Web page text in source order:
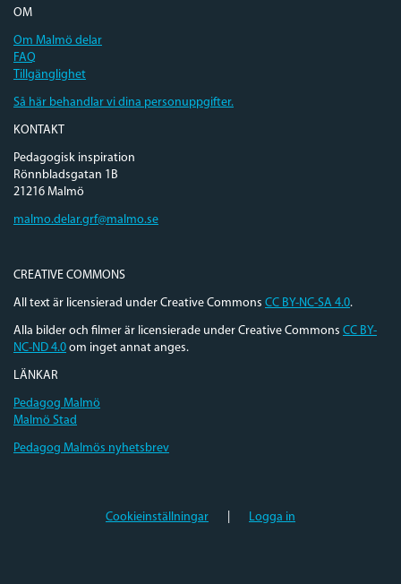
OM
Om Malmö delar
FAQ
Tillgänglighet
Så här behandlar vi dina personuppgifter.
KONTAKT
Pedagogisk inspiration
Rönnbladsgatan 1B
21216 Malmö
malmo.delar.grf@malmo.se
CREATIVE COMMONS
All text är licensierad under Creative Commons CC BY-NC-SA 4.0.
Alla bilder och filmer är licensierade under Creative Commons CC BY-
NC-ND 4.0 om inget annat anges.
LÄNKAR
Pedagog Malmö
Malmö Stad
Pedagog Malmös nyhetsbrev
Cookieinställningar Logga in